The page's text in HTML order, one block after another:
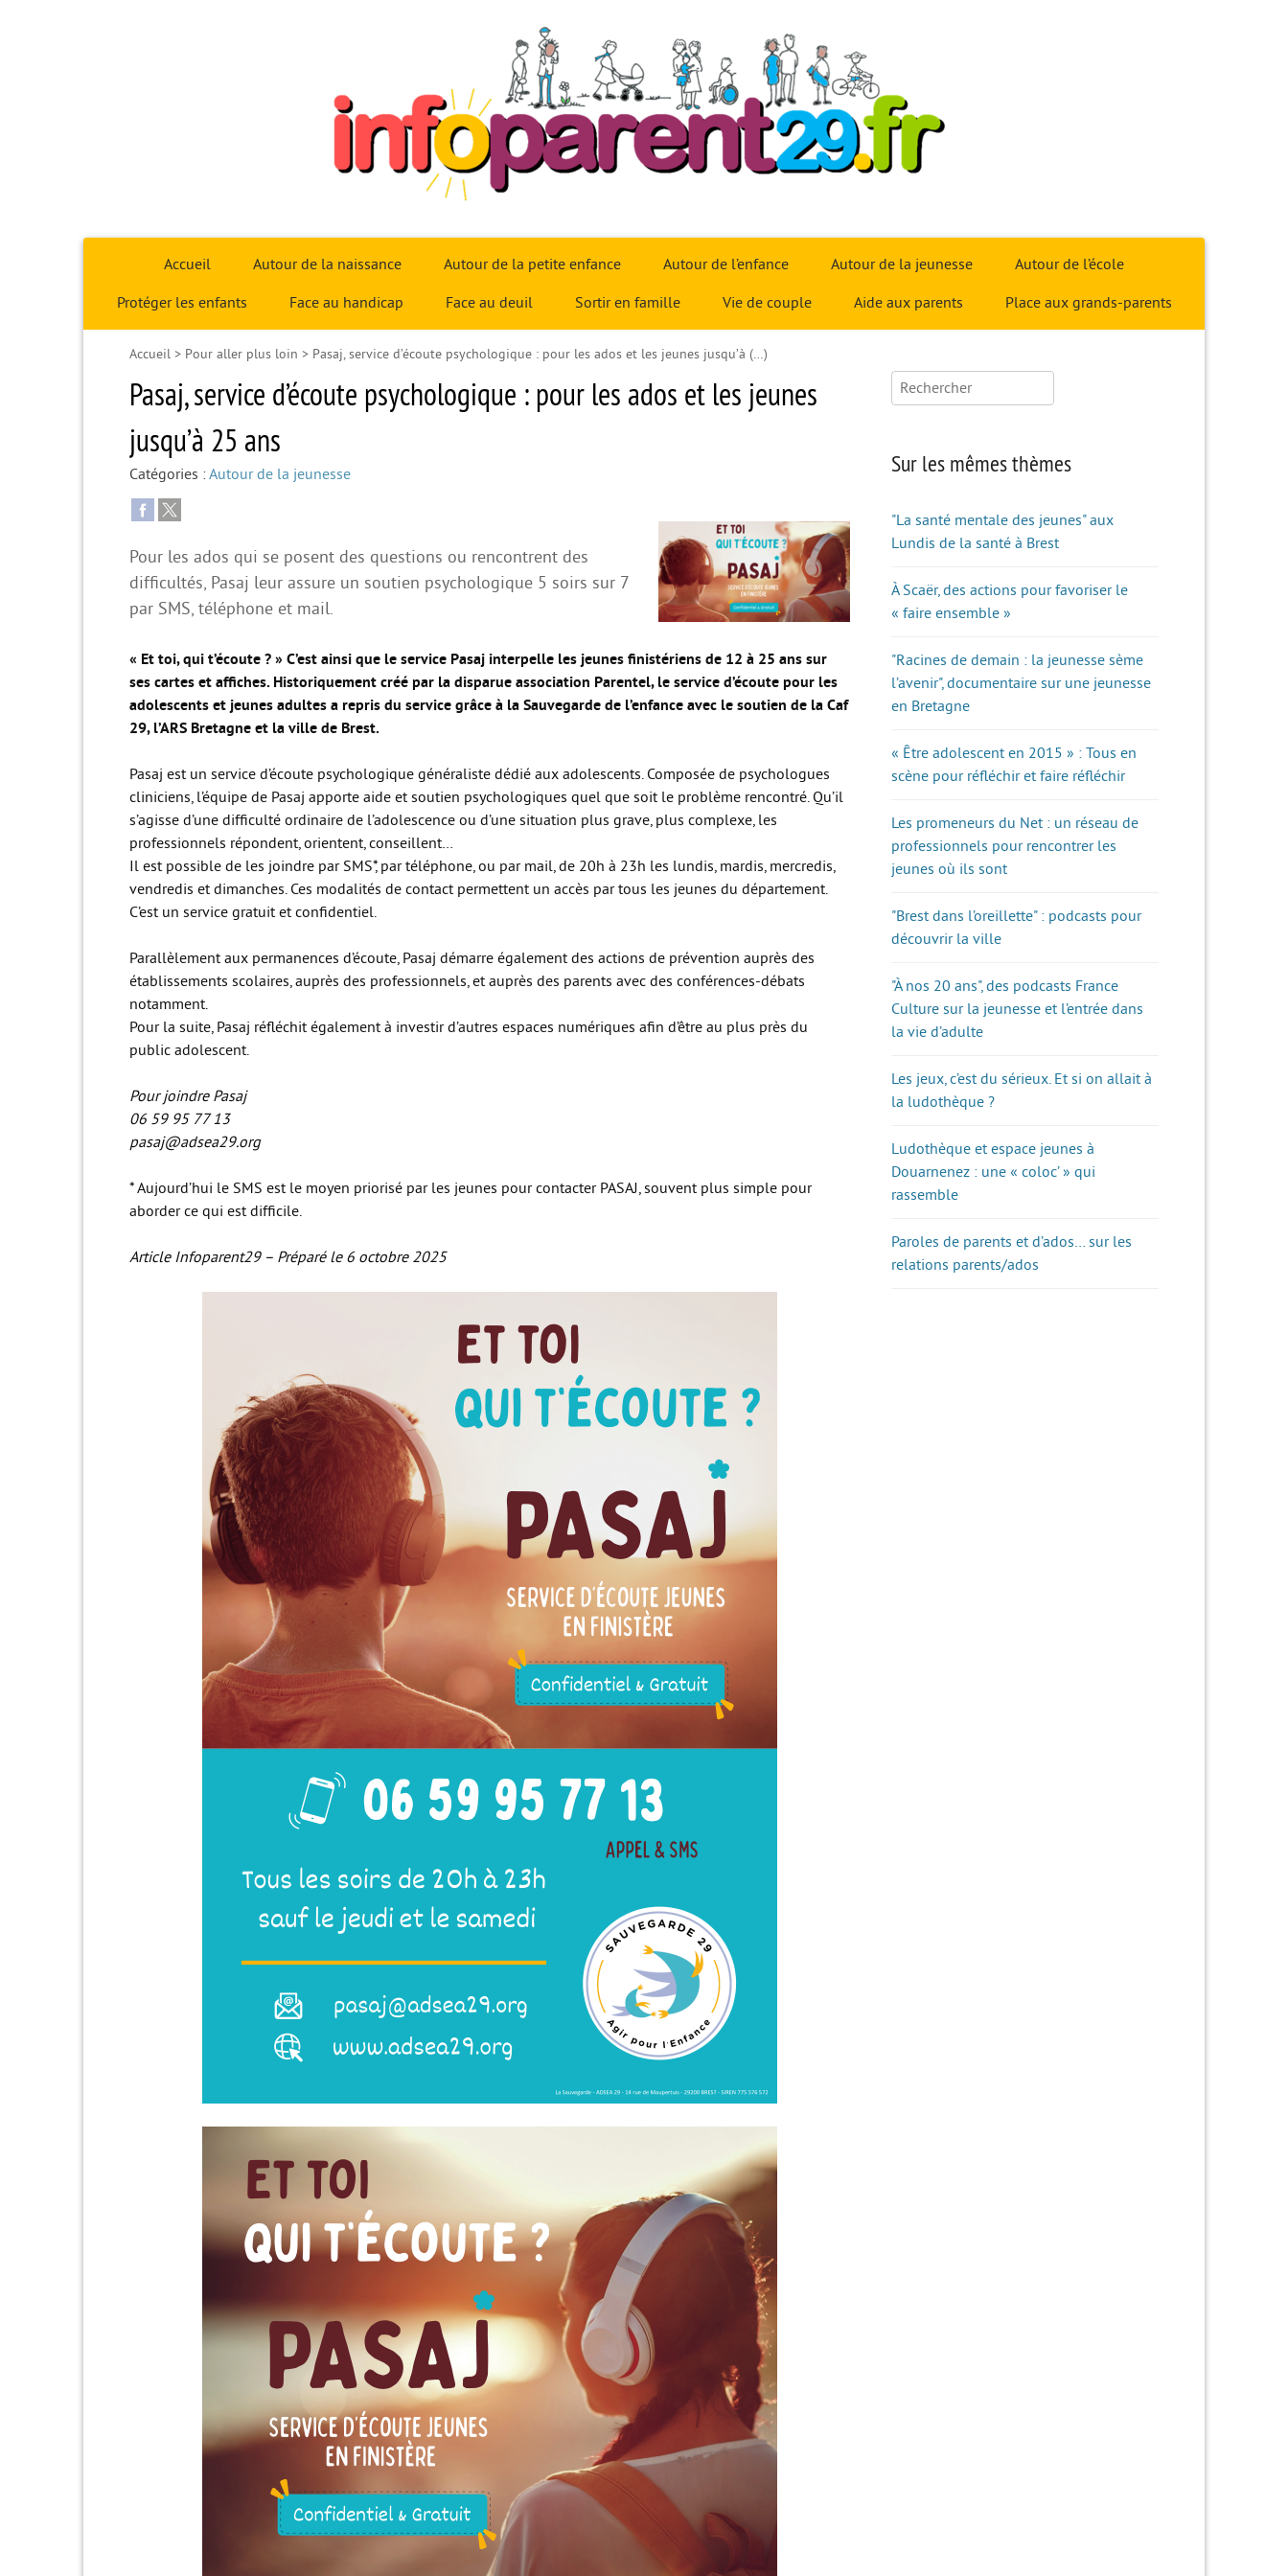
Infoparent29
Accueil Autour de la naissance Autour de la petite enfance Autour de l’enfance Autour de la jeunesse Autour de l’école
Protéger les enfants Face au handicap Face au deuil Sortir en famille Vie de couple Aide aux parents Place aux grands-parents
Accueil > Pour aller plus loin > Pasaj, service d’écoute psychologique : pour les ados et les jeunes jusqu’à (…)
Pasaj, service d’écoute psychologique : pour les ados et les jeunes
jusqu’à 25 ans
Catégories :Autour de la jeunesse
Pour les ados qui se posent des questions ou rencontrent des
difficultés, Pasaj leur assure un soutien psychologique 5 soirs sur 7
par SMS, téléphone et mail.
« Et toi, qui t’écoute ? » C’est ainsi que le service Pasaj interpelle les jeunes finistériens de 12 à 25 ans sur
ses cartes et affiches. Historiquement créé par la disparue association Parentel, le service d’écoute pour les
adolescents et jeunes adultes a repris du service grâce à la Sauvegarde de l’enfance avec le soutien de la Caf
29, l’ARS Bretagne et la ville de Brest.
Pasaj est un service d’écoute psychologique généraliste dédié aux adolescents. Composée de psychologues
cliniciens, l’équipe de Pasaj apporte aide et soutien psychologiques quel que soit le problème rencontré. Qu’il
s’agisse d’une difficulté ordinaire de l’adolescence ou d’une situation plus grave, plus complexe, les
professionnels répondent, orientent, conseillent…
Il est possible de les joindre par SMS*, par téléphone, ou par mail, de 20h à 23h les lundis, mardis, mercredis,
vendredis et dimanches. Ces modalités de contact permettent un accès par tous les jeunes du département.
C’est un service gratuit et confidentiel.
Parallèlement aux permanences d’écoute, Pasaj démarre également des actions de prévention auprès des
établissements scolaires, auprès des professionnels, et auprès des parents avec des conférences-débats
notamment.
Pour la suite, Pasaj réfléchit également à investir d’autres espaces numériques afin d’être au plus près du
public adolescent.
Pour joindre Pasaj
06 59 95 77 13
pasaj@adsea29.org
* Aujourd’hui le SMS est le moyen priorisé par les jeunes pour contacter PASAJ, souvent plus simple pour
aborder ce qui est difficile.
Article Infoparent29 – Préparé le 6 octobre 2025
Rechercher :
Sur les mêmes thèmes
"La santé mentale des jeunes" aux
Lundis de la santé à Brest
À Scaër, des actions pour favoriser le
« faire ensemble »
"Racines de demain : la jeunesse sème
l’avenir", documentaire sur une jeunesse
en Bretagne
« Être adolescent en 2015 » : Tous en
scène pour réfléchir et faire réfléchir
Les promeneurs du Net : un réseau de
professionnels pour rencontrer les
jeunes où ils sont
"Brest dans l’oreillette" : podcasts pour
découvrir la ville
"À nos 20 ans", des podcasts France
Culture sur la jeunesse et l’entrée dans
la vie d’adulte
Les jeux, c’est du sérieux. Et si on allait à
la ludothèque ?
Ludothèque et espace jeunes à
Douarnenez : une « coloc’ » qui
rassemble
Paroles de parents et d’ados… sur les
relations parents/ados